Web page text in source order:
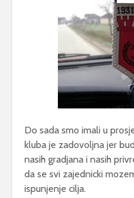
Do sada smo imali u
kluba je zadovoljna jer
nasih gradjana i nasih
da se svi zajednicki
ispunjenje cilja.